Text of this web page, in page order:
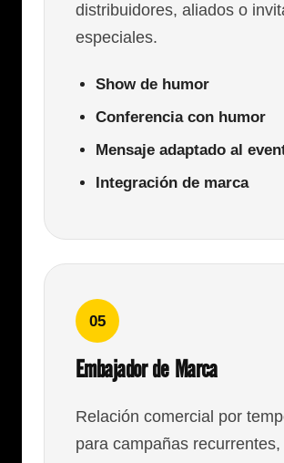
distribuidores, aliados o
especiales.
Show de humor
Conferencia con humor
Mensaje adaptado al
Integración de marca
05
Embajador de Marca
Relación comercial por
para campañas recurrentes,